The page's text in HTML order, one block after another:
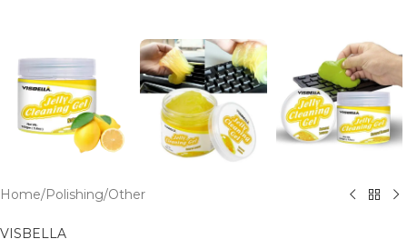
Home/Polishing/Other
VISBELLA